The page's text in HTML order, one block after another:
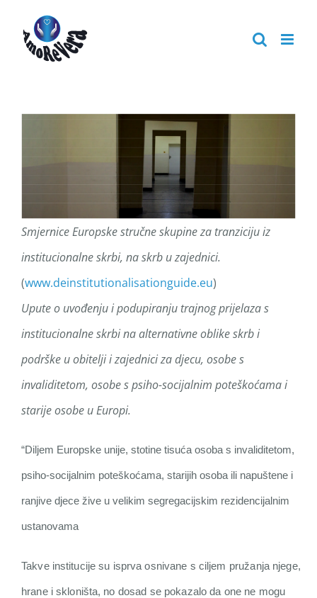
content
Smjernice Europske stručne skupine za tranziciju iz
institucionalne skrbi, na skrb u zajednici.
(www.deinstitutionalisationguide.eu)
Upute o uvođenju i podupiranju trajnog prijelaza s
institucionalne skrbi na alternativne oblike skrb i
podrške u obitelji i zajednici za djecu, osobe s
invaliditetom, osobe s psiho-socijalnim poteškoćama i
starije osobe u Europi.
“Diljem Europske unije, stotine tisuća osoba s invaliditetom,
psiho-socijalnim poteškoćama, starijih osoba ili napuštene i
ranjive djece žive u velikim segregacijskim rezidencijalnim
ustanovama
Takve institucije su isprva osnivane s ciljem pružanja njege,
hrane i skloništa, no dosad se pokazalo da one ne mogu